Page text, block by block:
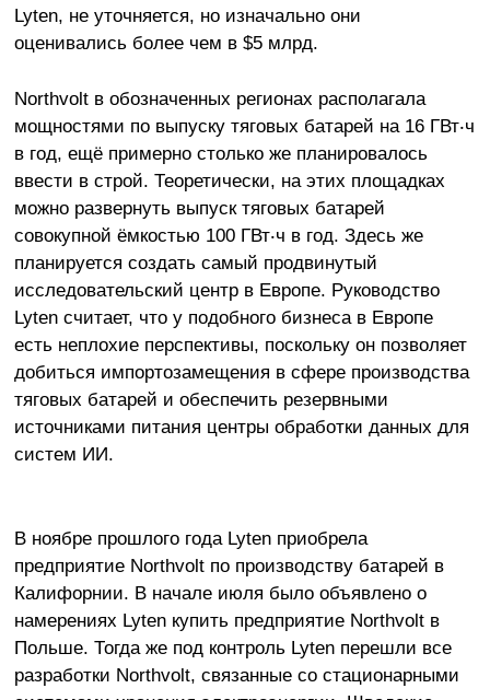
Lyten, не уточняется, но изначально они
оценивались более чем в $5 млрд.
Northvolt в обозначенных регионах располагала
мощностями по выпуску тяговых батарей на 16 ГВт‧ч
в год, ещё примерно столько же планировалось
ввести в строй. Теоретически, на этих площадках
можно развернуть выпуск тяговых батарей
совокупной ёмкостью 100 ГВт‧ч в год. Здесь же
планируется создать самый продвинутый
исследовательский центр в Европе. Руководство
Lyten считает, что у подобного бизнеса в Европе
есть неплохие перспективы, поскольку он позволяет
добиться импортозамещения в сфере производства
тяговых батарей и обеспечить резервными
источниками питания центры обработки данных для
систем ИИ.
В ноябре прошлого года Lyten приобрела
предприятие Northvolt по производству батарей в
Калифорнии. В начале июля было объявлено о
намерениях Lyten купить предприятие Northvolt в
Польше. Тогда же под контроль Lyten перешли все
разработки Northvolt, связанные со стационарными